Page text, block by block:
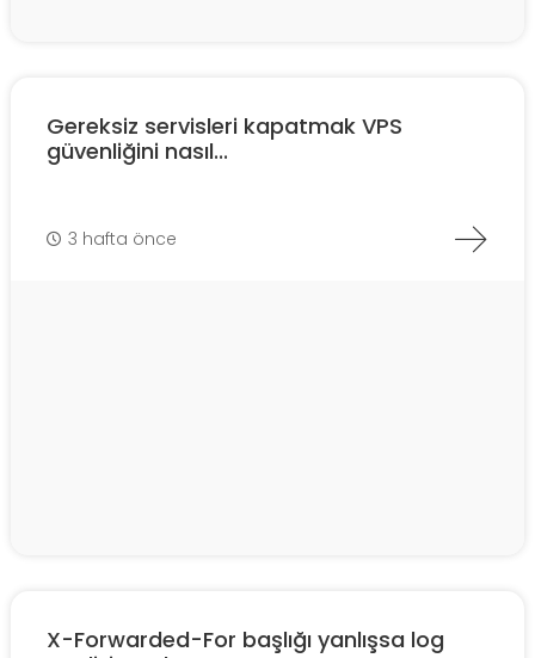
Gereksiz servisleri kapatmak VPS
güvenliğini nasıl...
3 hafta önce
X-Forwarded-For başlığı yanlışsa log